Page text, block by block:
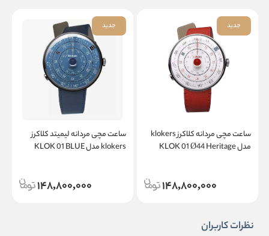
جدید
ساعت مچی مردانه کلاکرز klokers
مدل KLOK 01 Ø44 Heritage
148,800,000
جدید
ساعت مچی مردانه لیمیتد کلاکرز
klokers مدل KLOK 01 BLUE
148,800,000
نظرات کاربران